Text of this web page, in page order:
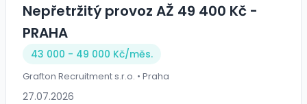
Nepřetržitý provoz AŽ 49 400 Kč -
PRAHA
43 000 - 49 000 Kč/měs.
Grafton Recruitment s.r.o. • Praha
27.07.2026